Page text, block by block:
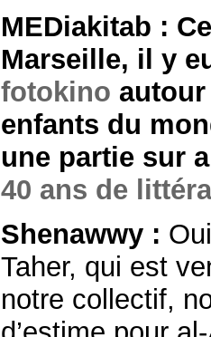
MEDiakitab :
Marseille, il y
fotokino
enfants du
une partie sur
40 ans de
Shenawwy :
Taher, qui est
notre collectif,